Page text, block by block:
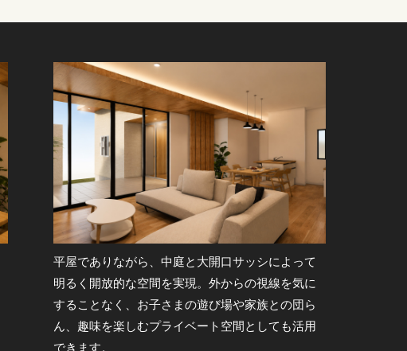
平屋でありながら、中庭と大開口サッシによって
明るく開放的な空間を実現。外からの視線を気に
することなく、お子さまの遊び場や家族との団ら
ん、趣味を楽しむプライベート空間としても活用
できます。